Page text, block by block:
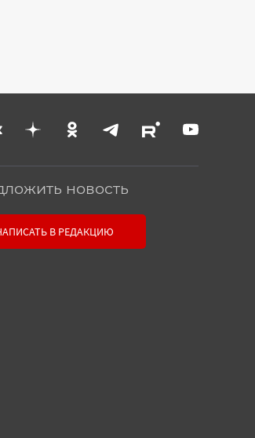
новость
В РЕДАКЦИЮ
с редакцией
свои настоящие